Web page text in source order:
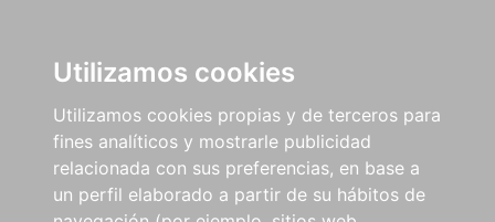
Utilizamos cookies
Utilizamos cookies propias y de terceros para
fines analíticos y mostrarle publicidad
relacionada con sus preferencias, en base a
un perfil elaborado a partir de su hábitos de